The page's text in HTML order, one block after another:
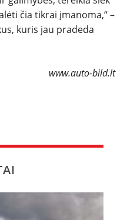
čia tikrai įmanoma,“ –
kuris jau pradeda
www.auto-bild.lt